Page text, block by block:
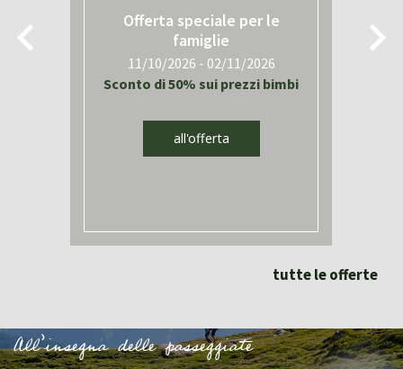
Offerta speciale per le
famiglie
11/10/2026 - 02/11/2026
Sconto di 50% sui prezzi bimbi
all'offerta
tutte le offerte
All’insegna delle passeggiate